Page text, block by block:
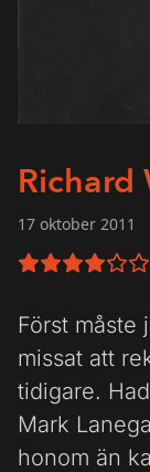
Richard
17 oktober 2011
4 av 6 i betyg
Först måste
missat att
tidigare.
Mark
honom än